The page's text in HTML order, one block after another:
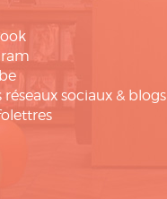
réseaux sociaux & blogs